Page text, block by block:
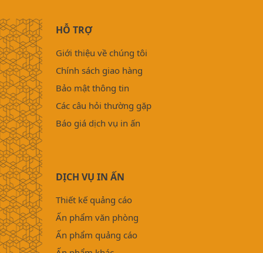
HỖ TRỢ
Giới thiệu về chúng tôi
Chính sách giao hàng
Bảo mật thông tin
Các câu hỏi thường gặp
Báo giá dịch vụ in ấn
DỊCH VỤ IN ẤN
Thiết kế quảng cáo
Ấn phẩm văn phòng
Ấn phẩm quảng cáo